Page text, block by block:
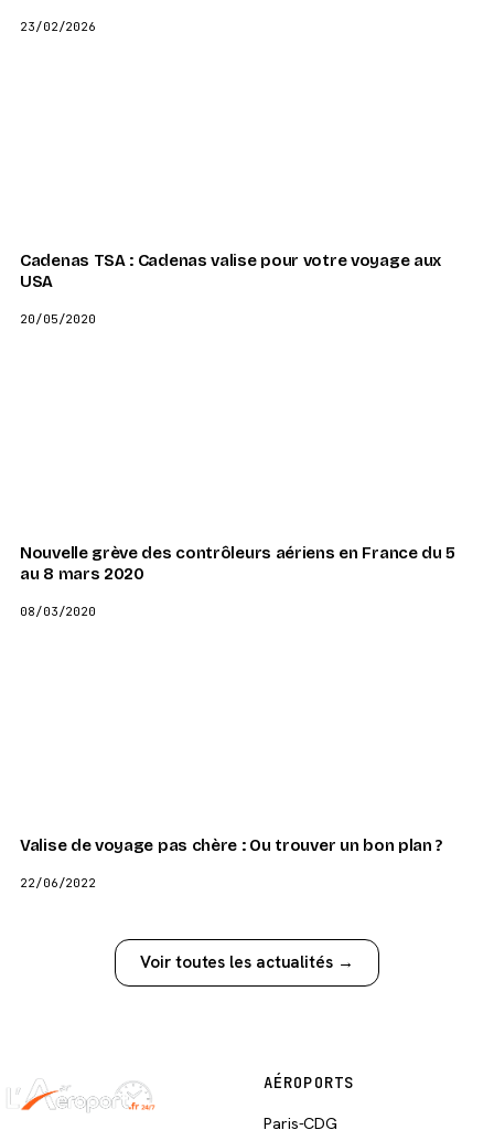
23/02/2026
Cadenas TSA : Cadenas valise pour votre voyage aux
USA
20/05/2020
Nouvelle grève des contrôleurs aériens en France du 5
au 8 mars 2020
08/03/2020
Valise de voyage pas chère : Ou trouver un bon plan ?
22/06/2022
Voir toutes les actualités →
AÉROPORTS
Paris-CDG